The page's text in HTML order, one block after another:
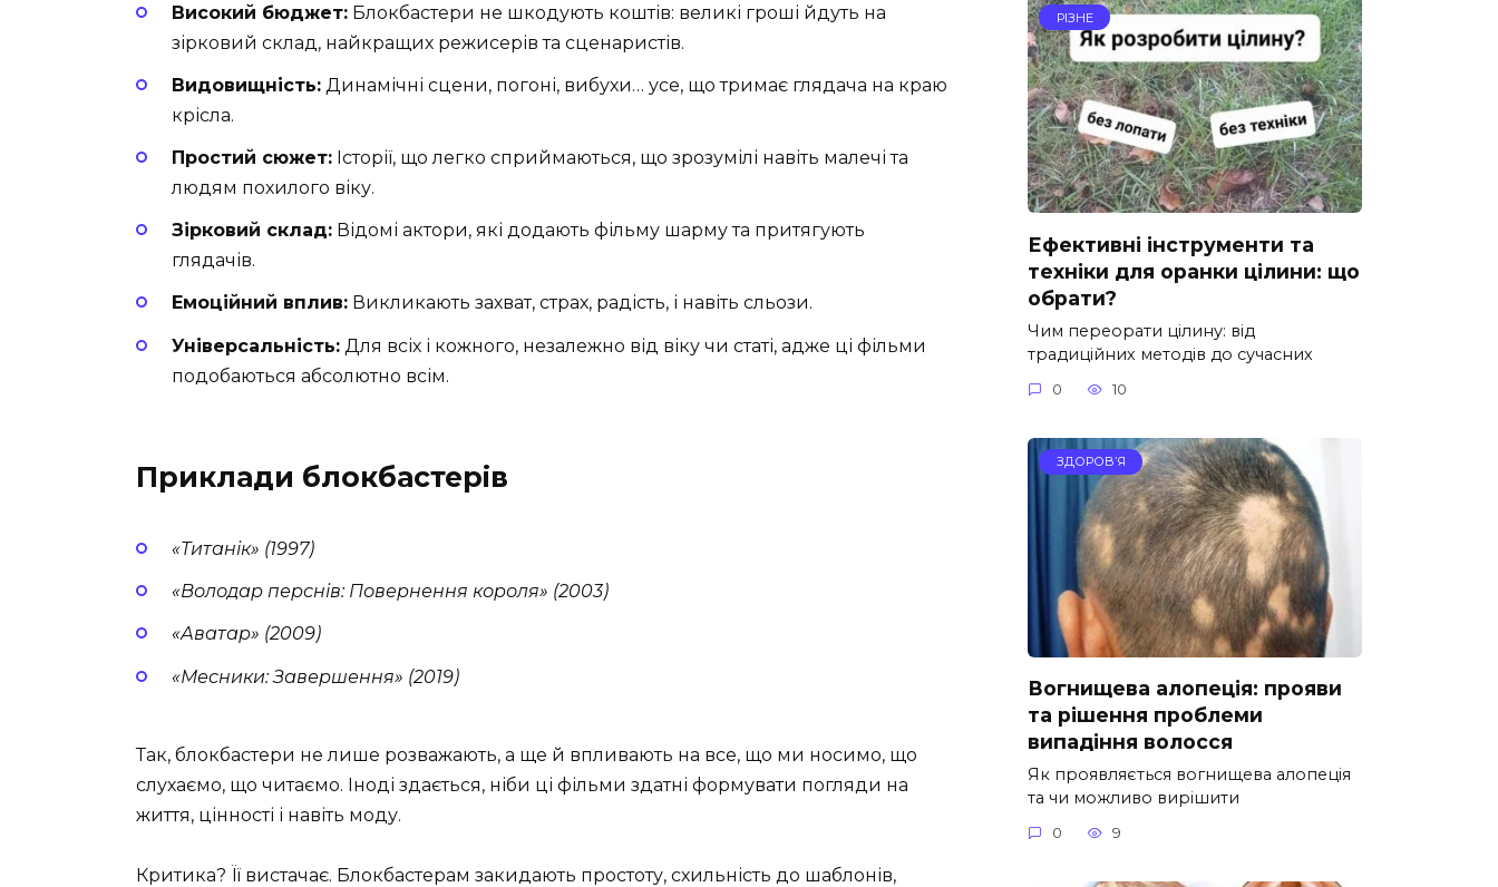
Високий бюджет: Блокбастери не шкодують коштів: великі гроші йдуть на
зірковий склад, найкращих режисерів та сценаристів.
Видовищність: Динамічні сцени, погоні, вибухи… усе, що тримає глядача на краю
крісла.
Простий сюжет: Історії, що легко сприймаються, що зрозумілі навіть малечі та
людям похилого віку.
Зірковий склад: Відомі актори, які додають фільму шарму та притягують
глядачів.
Емоційний вплив: Викликають захват, страх, радість, і навіть сльози.
Універсальність: Для всіх і кожного, незалежно від віку чи статі, адже ці фільми
подобаються абсолютно всім.
Приклади блокбастерів
«Титанік» (1997)
«Володар перснів: Повернення короля» (2003)
«Аватар» (2009)
«Месники: Завершення» (2019)
Так, блокбастери не лише розважають, а ще й впливають на все, що ми носимо, що
слухаємо, що читаємо. Іноді здається, ніби ці фільми здатні формувати погляди на
життя, цінності і навіть моду.
Критика? Її вистачає. Блокбастерам закидають простоту, схильність до шаблонів,
РІЗНЕ
Ефективні інструменти та
техніки для оранки цілини: що
обрати?
Чим переорати цілину: від
традиційних методів до сучасних
0 10
ЗДОРОВ’Я
Вогнищева алопеція: прояви
та рішення проблеми
випадіння волосся
Як проявляється вогнищева алопеція
та чи можливо вирішити
0 9